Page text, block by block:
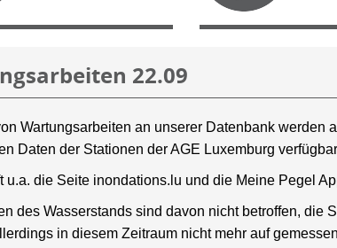
22.09
Wartungsarbeiten an unserer Datenbank werden
Daten der Stationen der AGE Luxemburg
u.a. die Seite inondations.lu und die Meine Pegel
des Wasserstands sind davon nicht betroffen, die
in diesem Zeitraum nicht mehr auf